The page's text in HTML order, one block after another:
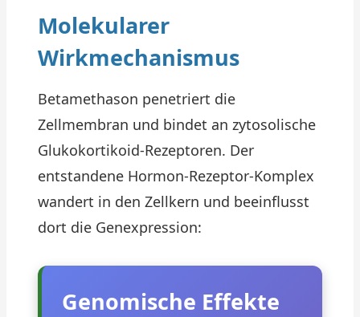
Molekularer
Wirkmechanismus
Betamethason penetriert die
Zellmembran und bindet an zytosolische
Glukokortikoid-Rezeptoren. Der
entstandene Hormon-Rezeptor-Komplex
wandert in den Zellkern und beeinflusst
dort die Genexpression:
Genomische Effekte